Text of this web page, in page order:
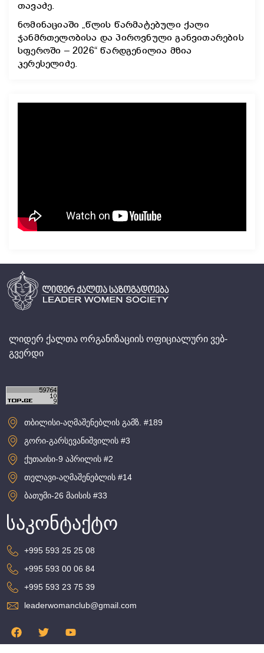
თავაძე.
ნომინაციაში „წლის წარმატებული ქალი
ჯანმრთელობისა და პიროვნული განვითარების
სფეროში – 2026“ წარდგენილია მზია
კერესელიძე.
ლიდერ ქალთა ორგანიზაციის ოფიციალური ვებ-
გვერდი
თბილისი-აღმაშენებლის გამზ. #189
გორი-გარსევანიშვილის #3
ქუთაისი-9 აპრილის #2
თელავი-აღმაშენებლის #14
ბათუმი-26 მაისის #33
საკონტაქტო
+995 593 25 25 08
+995 593 00 06 84
+995 593 23 75 39
leaderwomanclub@gmail.com